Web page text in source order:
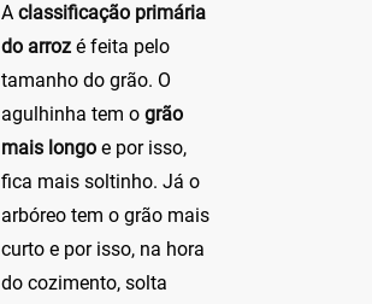
A classificação primária
do arroz é feita pelo
tamanho do grão. O
agulhinha tem o grão
mais longo e por isso,
fica mais soltinho. Já o
arbóreo tem o grão mais
curto e por isso, na hora
do cozimento, solta